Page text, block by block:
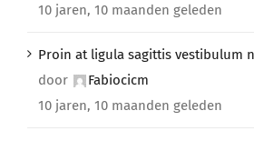
10 jaren, 10 maanden geleden
Proin at ligula sagittis vestibulum
door
Fabiocicm
10 jaren, 10 maanden geleden